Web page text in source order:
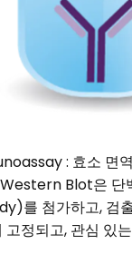
: 효소 면
Blot은 단
를 첨가하고, 검
되고, 관심 있는